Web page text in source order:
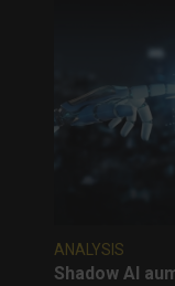
ANALYSIS
Shadow AI